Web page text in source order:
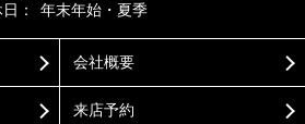
：
年末年始・夏季
会社概要
来店予約